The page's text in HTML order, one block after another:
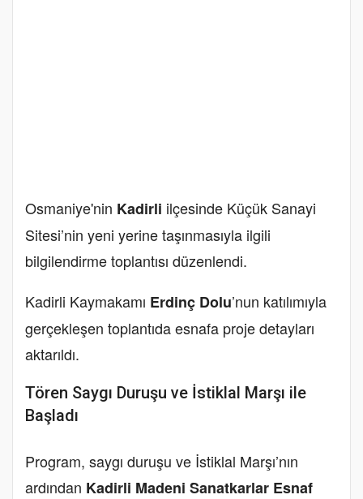
Osmaniye'nin Kadirli ilçesinde Küçük Sanayi
Sitesi’nin yeni yerine taşınmasıyla ilgili
bilgilendirme toplantısı düzenlendi.
Kadirli Kaymakamı Erdinç Dolu’nun katılımıyla
gerçekleşen toplantıda esnafa proje detayları
aktarıldı.
Tören Saygı Duruşu ve İstiklal Marşı ile
Başladı
Program, saygı duruşu ve İstiklal Marşı’nın
ardından Kadirli Madeni Sanatkarlar Esnaf